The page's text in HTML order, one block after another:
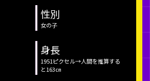
性別
女の子
身長
1951ピクセル→人間を推算する
と163㎝